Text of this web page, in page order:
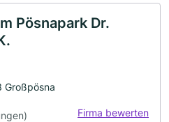
Pösnapark Dr.
Großpösna
Firma bewerten